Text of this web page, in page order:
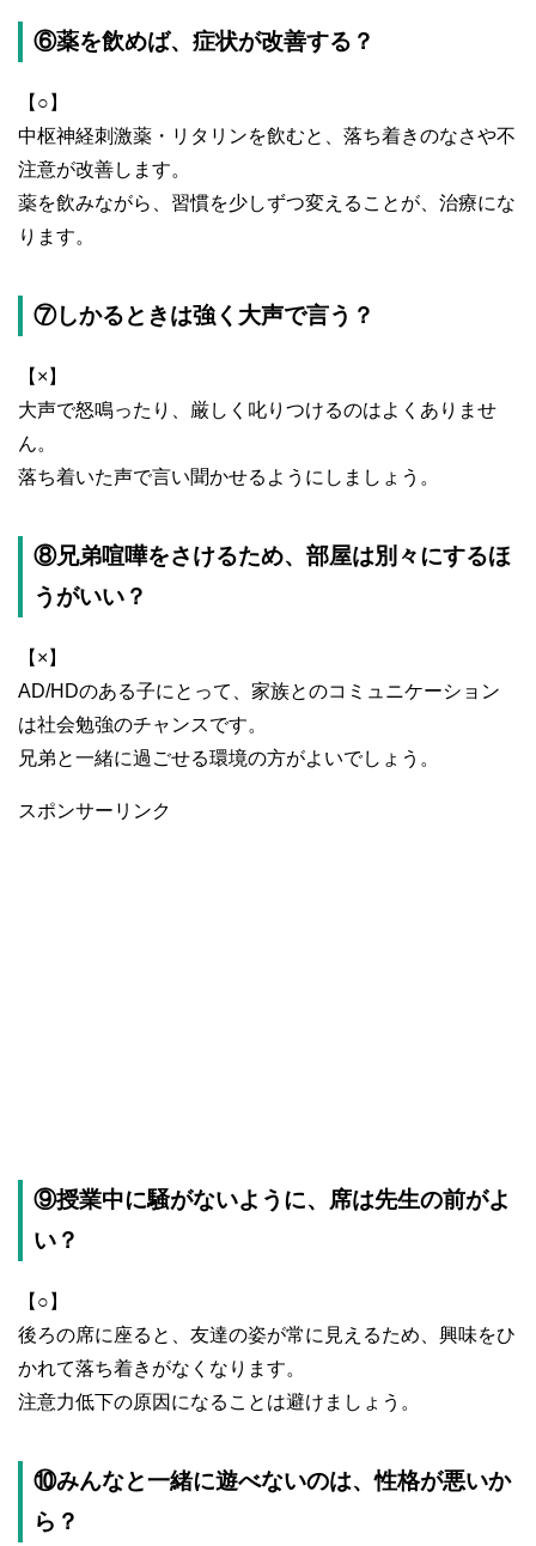
⑥薬を飲めば、症状が改善する？
【○】
中枢神経刺激薬・リタリンを飲むと、落ち着きのなさや不
注意が改善します。
薬を飲みながら、習慣を少しずつ変えることが、治療にな
ります。
⑦しかるときは強く大声で言う？
【×】
大声で怒鳴ったり、厳しく叱りつけるのはよくありませ
ん。
落ち着いた声で言い聞かせるようにしましょう。
⑧兄弟喧嘩をさけるため、部屋は別々にするほ
うがいい？
【×】
AD/HDのある子にとって、家族とのコミュニケーション
は社会勉強のチャンスです。
兄弟と一緒に過ごせる環境の方がよいでしょう。
スポンサーリンク
⑨授業中に騒がないように、席は先生の前がよ
い？
【○】
後ろの席に座ると、友達の姿が常に見えるため、興味をひ
かれて落ち着きがなくなります。
注意力低下の原因になることは避けましょう。
⑩みんなと一緒に遊べないのは、性格が悪いか
ら？